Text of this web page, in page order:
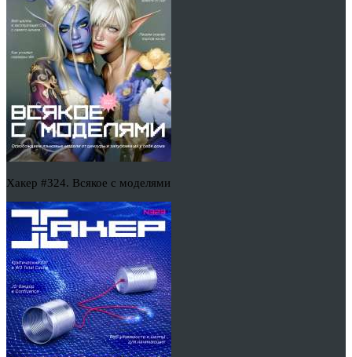
Хакер #324. Всякое с моделями